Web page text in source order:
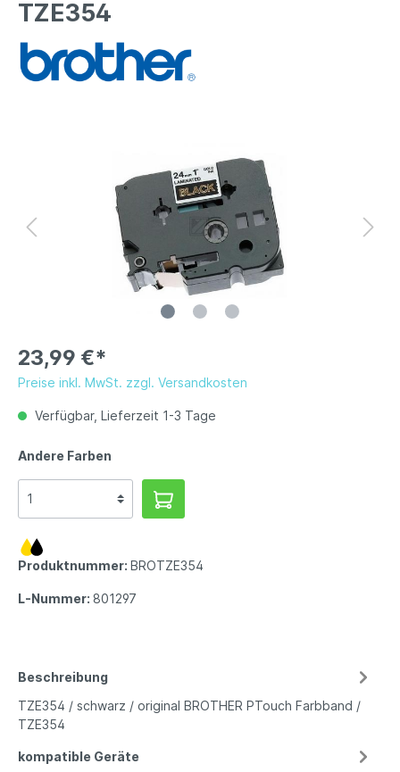
TZE354
23,99 €*
Preise inkl. MwSt. zzgl. Versandkosten
Verfügbar, Lieferzeit 1-3 Tage
Andere Farben
Produktnummer: BROTZE354
L-Nummer: 801297
Beschreibung
TZE354 / schwarz / original BROTHER PTouch Farbband /
TZE354
kompatible Geräte